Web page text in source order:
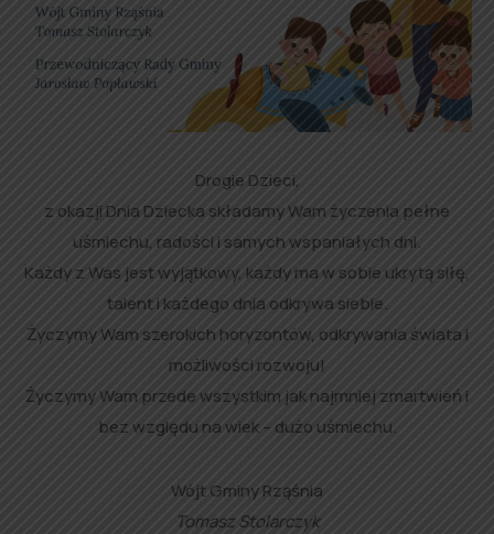
Drogie Dzieci,
z okazji Dnia Dziecka składamy Wam życzenia pełne
uśmiechu, radości i samych wspaniałych dni.
Każdy z Was jest wyjątkowy, każdy ma w sobie ukrytą siłę,
talent i każdego dnia odkrywa siebie.
Życzymy Wam szerokich horyzontów, odkrywania świata i
możliwości rozwoju!
Życzymy Wam przede wszystkim jak najmniej zmartwień i
bez względu na wiek – dużo uśmiechu.
Wójt Gminy Rząśnia
Tomasz Stolarczyk